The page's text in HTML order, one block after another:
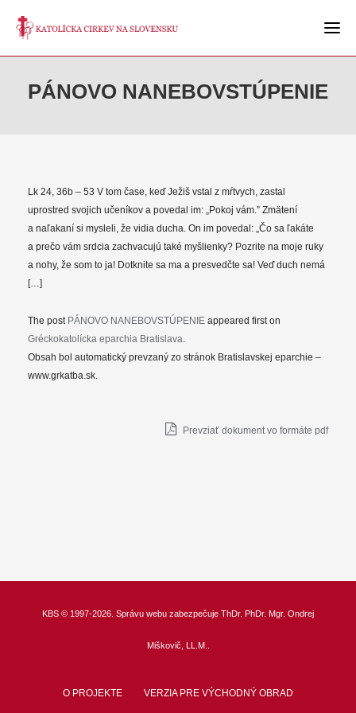
PÁNOVO NANEBOVSTÚPENIE
Lk 24, 36b – 53 V tom čase, keď Ježiš vstal z mŕtvych, zastal
uprostred svojich učeníkov a povedal im: „Pokoj vám.” Zmätení
a naľakaní si mysleli, že vidia ducha. On im povedal: „Čo sa ľakáte
a prečo vám srdcia zachvacujú také myšlienky? Pozrite na moje ruky
a nohy, že som to ja! Dotknite sa ma a presvedčte sa! Veď duch nemá
[…]
The post PÁNOVO NANEBOVSTÚPENIE appeared first on
Gréckokatolícka eparchia Bratislava.
Obsah bol automatický prevzaný zo stránok Bratislavskej eparchie –
www.grkatba.sk.
Prevziať dokument vo formáte pdf
KBS © 1997-2026. Správu webu zabezpečuje ThDr. PhDr. Mgr. Ondrej
Miškovič, LL.M.
O PROJEKTE VERZIA PRE VÝCHODNÝ OBRAD